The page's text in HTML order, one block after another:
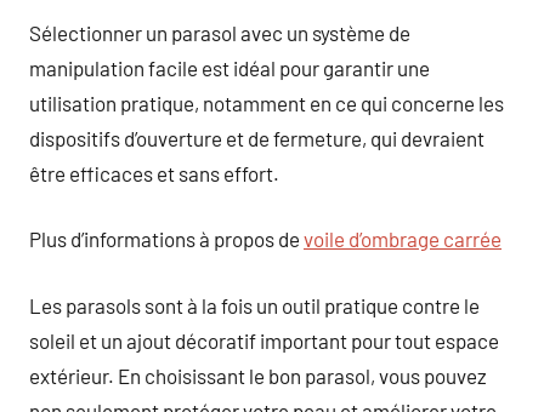
Sélectionner un parasol avec un système de
manipulation facile est idéal pour garantir une
utilisation pratique, notamment en ce qui concerne les
dispositifs d’ouverture et de fermeture, qui devraient
être efficaces et sans effort.
Plus d’informations à propos de voile d’ombrage carrée
Les parasols sont à la fois un outil pratique contre le
soleil et un ajout décoratif important pour tout espace
extérieur. En choisissant le bon parasol, vous pouvez